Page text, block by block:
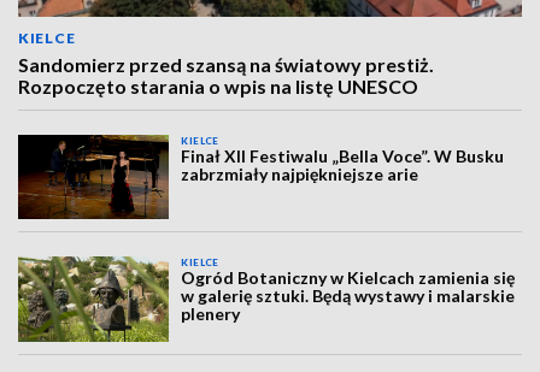
KIELCE
Sandomierz przed szansą na światowy prestiż.
Rozpoczęto starania o wpis na listę UNESCO
KIELCE
Finał XII Festiwalu „Bella Voce”. W Busku
zabrzmiały najpiękniejsze arie
KIELCE
Ogród Botaniczny w Kielcach zamienia się
w galerię sztuki. Będą wystawy i malarskie
plenery